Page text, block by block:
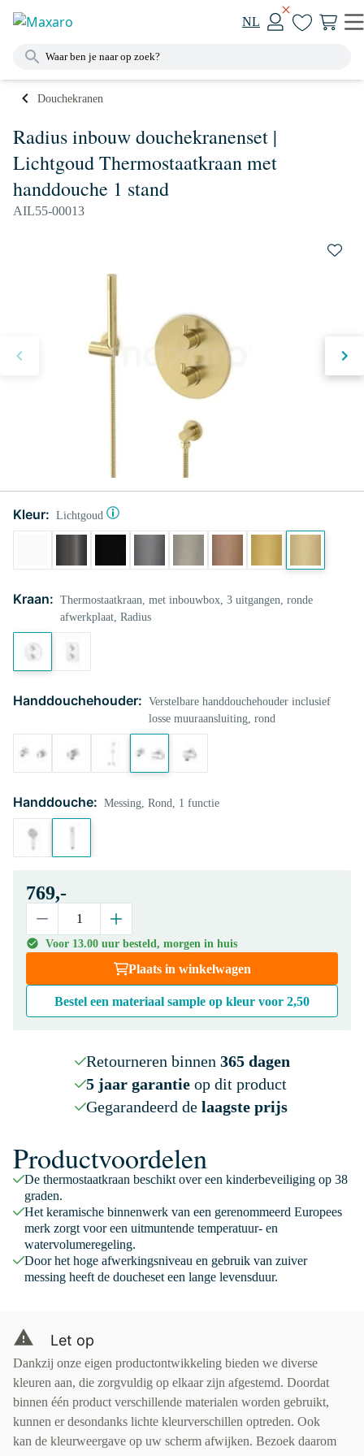
NL
Douchekranen
Radius inbouw douchekranenset |
Lichtgoud Thermostaatkraan met
handdouche 1 stand
AIL55-00013
Kleur: Lichtgoud
Kraan: Thermostaatkraan, met inbouwbox, 3 uitgangen, ronde
afwerkplaat, Radius
Handdouchehouder: Verstelbare handdouchehouder inclusief
losse muuraansluiting, rond
Handdouche: Messing, Rond, 1 functie
769,-
Voor 13.00 uur besteld, morgen in huis
Plaats in winkelwagen
Bestel een materiaal sample op kleur voor 2,50
Retourneren binnen 365 dagen
5 jaar garantieop dit product
Gegarandeerd de laagste prijs
Productvoordelen
De thermostaatkraan beschikt over een kinderbeveiliging op 38
graden.
Het keramische binnenwerk van een gerenommeerd Europees
merk zorgt voor een uitmuntende temperatuur- en
watervolumeregeling.
Door het hoge afwerkingsniveau en gebruik van zuiver
messing heeft de doucheset een lange levensduur.
Let op
Dankzij onze eigen productontwikkeling bieden we diverse
kleuren aan, die zorgvuldig op elkaar zijn afgestemd. Doordat
binnen één product verschillende materialen worden gebruikt,
kunnen er desondanks lichte kleurverschillen optreden. Ook
kan de kleurweergave op uw scherm afwijken. Bezoek daarom